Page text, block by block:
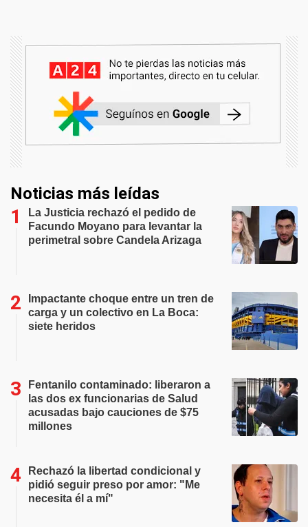
Noticias más leídas
La Justicia rechazó el pedido de
Facundo Moyano para levantar la
perimetral sobre Candela Arizaga
Impactante choque entre un tren de
carga y un colectivo en La Boca:
siete heridos
Fentanilo contaminado: liberaron a
las dos ex funcionarias de Salud
acusadas bajo cauciones de $75
millones
Rechazó la libertad condicional y
pidió seguir preso por amor: "Me
necesita él a mí"